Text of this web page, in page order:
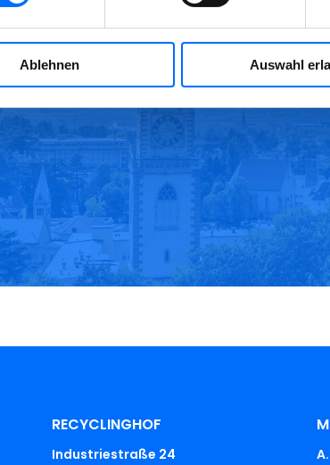
Ablehnen Auswahl
Für eine
RECYCLINGHOF
Industriestraße 24